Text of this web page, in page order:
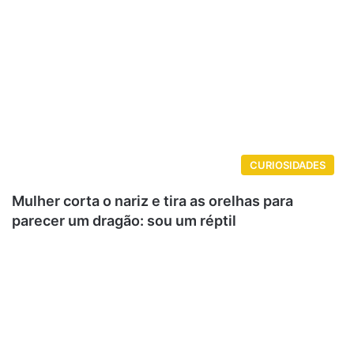
CURIOSIDADES
Mulher corta o nariz e tira as orelhas para
parecer um dragão: sou um réptil